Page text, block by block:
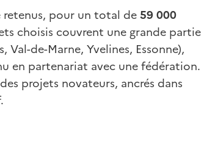
pour un total de59 000
choisis couvrent une grande partie
de-Marne, Yvelines, Essonne),
en partenariat avec une fédération.
projets novateurs, ancrés dans